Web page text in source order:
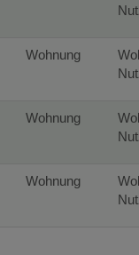
Wohnung
Wohnung
Wohnung